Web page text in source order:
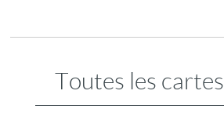
Toutes les cartes